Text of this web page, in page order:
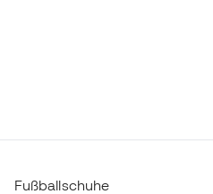
Fußballschuhe